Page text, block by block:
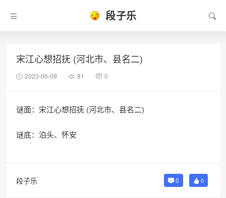
段子乐
宋江心想招抚 (河北市、县名二)
2023-06-09 81 0
谜面：宋江心想招抚 (河北市、县名二)
谜底：泊头、怀安
段子乐 0 0